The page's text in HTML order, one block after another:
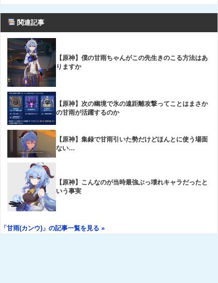
関連記事
【原神】僕の甘雨ちゃんがこの先生きのこる方法はあ
りますか
【原神】次の幽境で氷の遠距離攻撃ってことはまさか
の甘雨が活躍するのか
【原神】集録で甘雨引いた勢だけどほんとに使う場面
ない…
【原神】こんなのが当時最強ぶっ壊れキャラだったと
いう事実
「甘雨(カンウ)」の記事一覧を見る »